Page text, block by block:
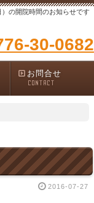
の開院時間のお知らせです
30-0682
お問合せ
CONTACT
2016-07-27